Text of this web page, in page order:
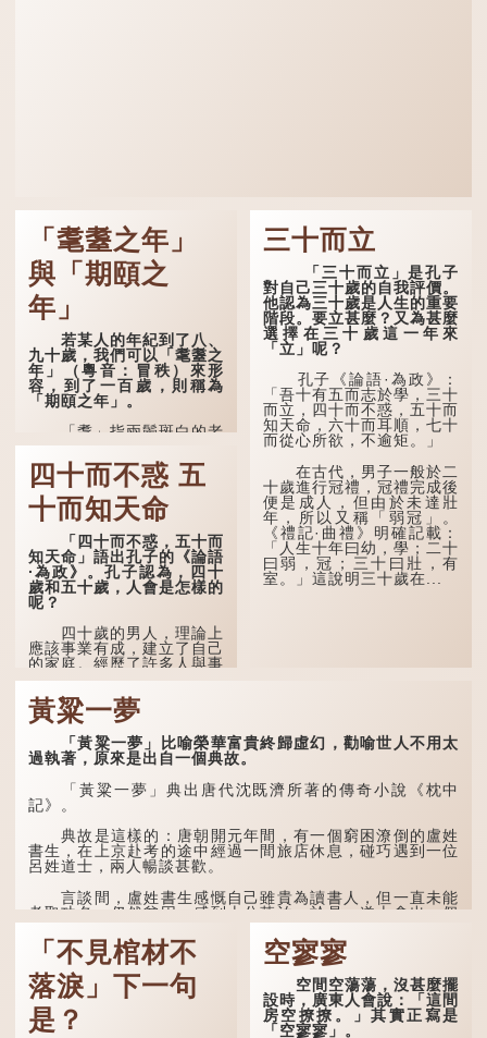
「耄耋之年」
與「期頤之
年」
若某人的年紀到了八、
九十歲，我們可以「耄耋之
年」（粵音：冒秩）來形
容，到了一百歲，則稱為
「期頤之年」。
「耄」指兩鬢斑白的老
人家，亦含有思想紊亂的意
思；「耋」更有跌倒的意
思，也是用來形容老人家
的。
曹操《對酒歌》就曾寫
道：「耄耋皆得以壽終，恩
澤廣及草木昆蟲。」
到了一百歲呢？
頤」。《禮記.曲禮上》：
「百年曰期頤。」鄭玄註：
「期，猶要也；頤，養也。
不知衣服食味，孝子要盡養
道...
四十而不惑 五
十而知天命
「四十而不惑，五十而
知天命」語出孔子的《論語
·為政》。孔子認為，四十
歲和五十歲，人會是怎樣的
呢？
四十歲的男人，理論上
應該事業有成，建立了自己
的家庭。經歷了許多人與事
之後，對事物有了自己的判
斷能力，不會輕易為表象所
迷惑。
孔子在《論語·子罕》
也說：「知者不惑，仁者不
憂，勇者不懼。」「知」與
智慧的「智」相通，四十歲
的男人應已累積足夠智慧，
不再對自己的人生感到困
惑、憂慮與恐懼。
三十而立
「三十而立」是孔子
對自己三十歲的自我評價。
他認為三十歲是人生的重要
階段。要立甚麼？又為甚麼
選擇在三十歲這一年來
「立」呢？
孔子《論語·為政》：
「吾十有五而志於學，三十
而立，四十而不惑，五十而
知天命，六十而耳順，七十
而從心所欲，不逾矩。」
在古代，男子一般於二
十歲進行冠禮，冠禮完成後
便是成人，但由於未達壯
年，所以又稱「弱冠」。
《禮記·曲禮》明確記載：
「人生十年曰幼，學；二十
曰弱，冠；三十曰壯，有
室。」這說明三十歲在...
黃粱一夢
「黃粱一夢」比喻榮華富貴終歸虛幻，勸喻世人不用太
過執著，原來是出自一個典故。
「黃粱一夢」典出唐代沈既濟所著的傳奇小說《枕中
記》。
典故是這樣的：唐朝開元年間，有一個窮困潦倒的盧姓
書生，在上京赴考的途中經過一間旅店休息，碰巧遇到一位
呂姓道士，兩人暢談甚歡。
言談間，盧姓書生感慨自己雖貴為讀書人，但一直未能
考取功名，仍然貧困，感到十分落泊。於是，道士拿出一個
青瓷枕頭，讓...
「不見棺材不
落淚」下一句
是？
空寥寥
空間空蕩蕩，沒甚麼擺
設時，廣東人會說：「這間
房空撩撩。」其實正寫是
「空寥寥」。